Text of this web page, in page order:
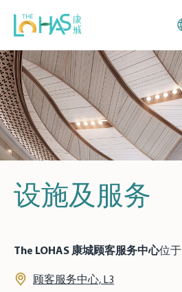
设施及服务
The LOHAS 康城顾客服务中心位于
顾客服务中心, L3